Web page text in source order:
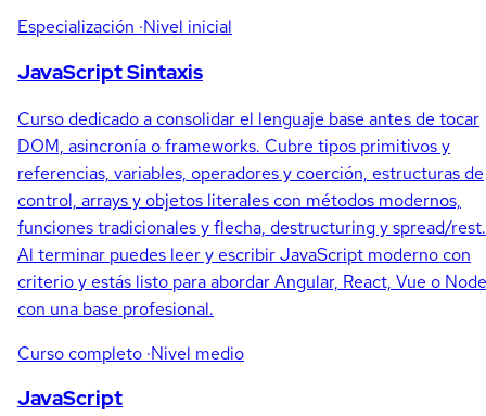
Especialización ·Nivel inicial
JavaScript Sintaxis
Curso dedicado a consolidar el lenguaje base antes de tocar
DOM, asincronía o frameworks. Cubre tipos primitivos y
referencias, variables, operadores y coerción, estructuras de
control, arrays y objetos literales con métodos modernos,
funciones tradicionales y flecha, destructuring y spread/rest.
Al terminar puedes leer y escribir JavaScript moderno con
criterio y estás listo para abordar Angular, React, Vue o
con una base profesional.
Curso completo ·Nivel medio
JavaScript